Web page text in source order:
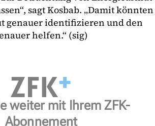
sagt Kosbab. „Damit könnten
genauer identifizieren und den
helfen.“ (sig)
weiter mit Ihrem ZFK-
Abonnement